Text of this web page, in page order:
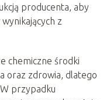
producenta, aby
z
chemiczne środki
oraz zdrowia, dlatego
przypadku